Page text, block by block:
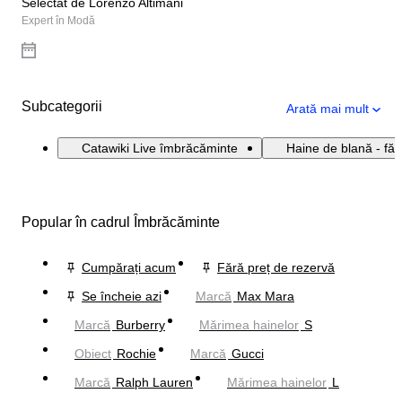
Expert în Modă
Subcategorii Arată mai mult
Catawiki Live îmbrăcăminte Haine de blană -
Popular în cadrul Îmbrăcăminte
Cumpărați acum
Fără preț de rezervă
Se încheie azi
Marcă Max Mara
Marcă Burberry Mărimea hainelor S
Obiect Rochie Marcă Gucci
Marcă Ralph Lauren Mărimea hainelor L